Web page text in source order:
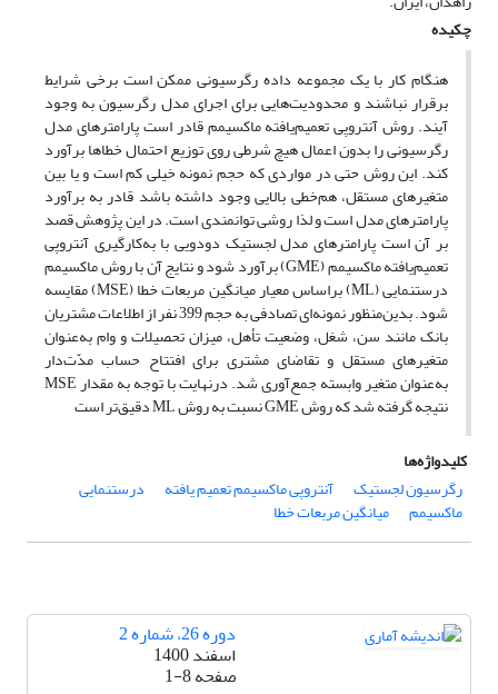
چکیده
هنگام کار با یک مجموعه داده رگرسیونی ممکن است برخی شرایط
برقرار نباشند و محدودیت‌هایی برای اجرای مدل رگرسیون به وجود
آیند. روش آنتروپی تعمیم‌یافته ماکسیمم قادر است پارامترهای مدل
رگرسیونی را بدون اعمال هیچ شرطی روی توزیع احتمال خطاها برآورد
کند. این روش حتی در مواردی که حجم نمونه خیلی کم است و یا بین
متغیرهای مستقل، هم‌خطی بالایی وجود داشته باشد قادر به برآورد
پارامترهای مدل است و لذا روشی توانمندی است. در این پژوهش قصد
بر آن است پارامترهای مدل لجستیک دودویی با به‌کارگیری آنتروپی
تعمیم‌یافته ماکسیمم (GME)‎ برآورد شود و نتایج آن با روش ماکسیمم
درستنمایی ‎(ML)‎ براساس معیار میانگین مربعات خطا‎(MSE) ‎ مقایسه
شود. بدین‌منظور نمونه‌ای تصادفی به حجم ‎399‎ نفر از اطلاعات مشتریان
بانک مانند سن، شغل، وضعیت تأهل، میزان تحصیلات و وام به‌عنوان
متغیرهای مستقل و تقاضای مشتری برای افتتاح حساب مدّت‌دار
به‌عنوان متغیر وابسته جمع‌آوری شد. درنهایت با توجه به مقدار ‎MSE‎
نتیجه گرفته شد که روش GME نسبت به روش ML‎ دقیق‌تر است
کلیدواژه‌ها
رگرسیون لجستیک
آنتروپی ماکسیمم تعمیم یافته درستنمایی
ماکسیمم میانگین مربعات خطا
دوره 26، شماره 2
اسفند 1400
صفحه1-8